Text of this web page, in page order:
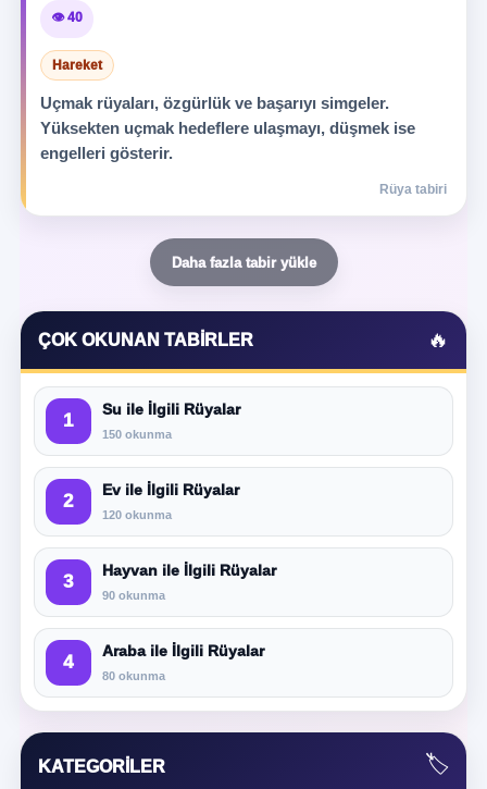
👁️ 40
Hareket
Uçmak rüyaları, özgürlük ve başarıyı simgeler.
Yüksekten uçmak hedeflere ulaşmayı, düşmek ise
engelleri gösterir.
Rüya tabiri
Daha fazla tabir yükle
ÇOK OKUNAN TABIRLER 🔥
1
Su ile İlgili Rüyalar
150 okunma
2
Ev ile İlgili Rüyalar
120 okunma
3
Hayvan ile İlgili Rüyalar
90 okunma
4
Araba ile İlgili Rüyalar
80 okunma
KATEGORILER 🏷️